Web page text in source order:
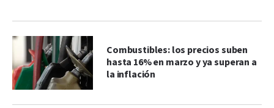
Combustibles: los precios suben
hasta 16% en marzo y ya superan a
la inflación